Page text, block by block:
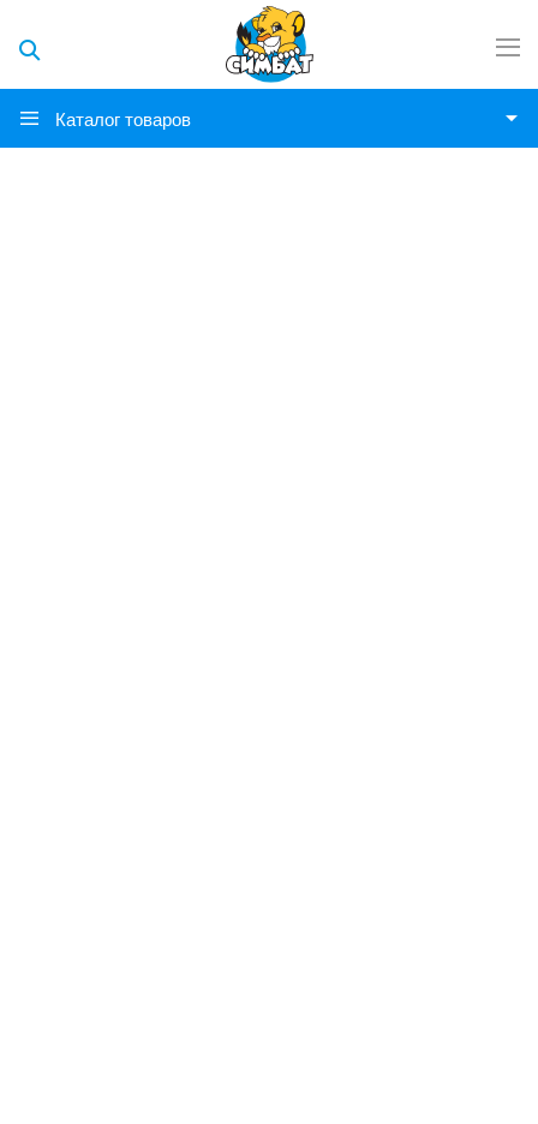
Каталог товаров